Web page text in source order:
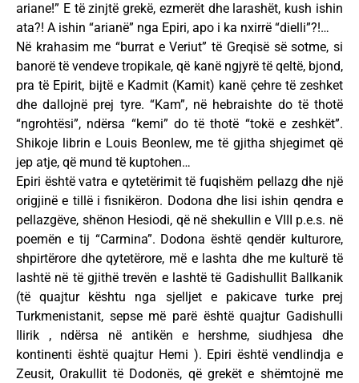
ariane!” E të zinjtë grekë, ezmerët dhe larashët, kush ishin
ata?! A ishin “arianë” nga Epiri, apo i ka nxirrë “dielli”?!…
Në krahasim me “burrat e Veriut” të Greqisë së sotme, si
banorë të vendeve tropikale, që kanë ngjyrë të qeltë, bjond,
pra të Epirit, bijtë e Kadmit (Kamit) kanë çehre të zeshket
dhe dallojnë prej tyre. “Kam”, në hebraishte do të thotë
“ngrohtësi”, ndërsa “kemi” do të thotë “tokë e zeshkët”.
Shikoje librin e Louis Beonlew, me të gjitha shjegimet që
jep atje, që mund të kuptohen…
Epiri është vatra e qytetërimit të fuqishëm pellazg dhe një
origjinë e tillë i fisnikëron. Dodona dhe lisi ishin qendra e
pellazgëve, shënon Hesiodi, që në shekullin e VIII p.e.s. në
poemën e tij “Carmina”. Dodona është qendër kulturore,
shpirtërore dhe qytetërore, më e lashta dhe me kulturë të
lashtë në të gjithë trevën e lashtë të Gadishullit Ballkanik
(të quajtur kështu nga sjelljet e pakicave turke prej
Turkmenistanit, sepse më parë është quajtur Gadishulli
Ilirik , ndërsa në antikën e hershme, siudhjesa dhe
kontinenti është quajtur Hemi ). Epiri është vendlindja e
Zeusit, Orakullit të Dodonës, që grekët e shëmtojnë me